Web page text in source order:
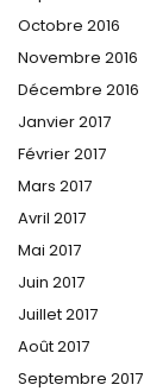
Octobre 2016
Novembre 2016
Décembre 2016
Janvier 2017
Février 2017
Mars 2017
Avril 2017
Mai 2017
Juin 2017
Juillet 2017
Août 2017
Septembre 2017